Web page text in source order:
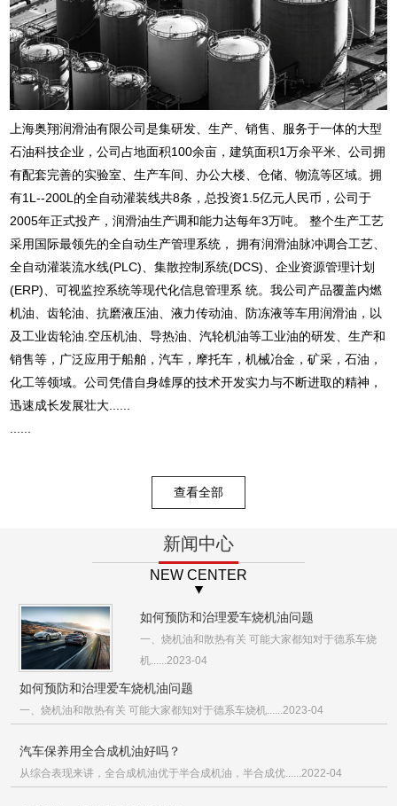
上海奥翔润滑油有限公司是集研发、生产、销售、服务于一体的大型
石油科技企业，公司占地面积100余亩，建筑面积1万余平米、公司拥
有配套完善的实验室、生产车间、办公大楼、仓储、物流等区域。拥
有1L--200L的全自动灌装线共8条，总投资1.5亿元人民币，公司于
2005年正式投产，润滑油生产调和能力达每年3万吨。 整个生产工艺
采用国际最领先的全自动生产管理系统， 拥有润滑油脉冲调合工艺、
全自动灌装流水线(PLC)、集散控制系统(DCS)、企业资源管理计划
(ERP)、可视监控系统等现代化信息管理系 统。我公司产品覆盖内燃
机油、齿轮油、抗磨液压油、液力传动油、防冻液等车用润滑油，以
及工业齿轮油.空压机油、导热油、汽轮机油等工业油的研发、生产和
销售等，广泛应用于船舶，汽车，摩托车，机械冶金，矿采，石油，
化工等领域。公司凭借自身雄厚的技术开发实力与不断进取的精神，
迅速成长发展壮大......
查看全部
新闻中心
NEW CENTER
如何预防和治理爱车烧机油问题
一、烧机油和散热有关 可能大家都知对于德系车烧
机......2023-04
如何预防和治理爱车烧机油问题
一、烧机油和散热有关 可能大家都知对于德系车烧机......2023-04
汽车保养用全合成机油好吗？
从综合表现来讲，全合成机油优于半合成机油，半合成优......2022-04